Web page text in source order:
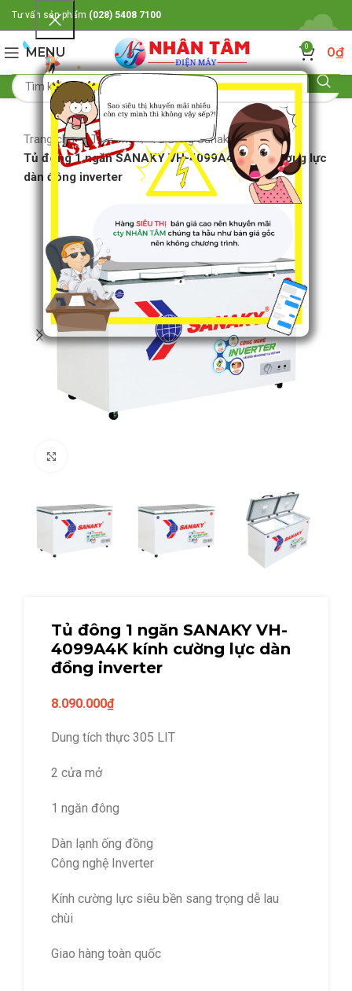
Tư vấn sản phẩm (028) 5408 7100
MENU 0 0₫
Trang chủ Tủ đông
Tủ đông Sanaky
Tủ đông 1 ngăn SANAKY VH-4099A4K kính cường lực
dàn đồng inverter
Tủ đông 1 ngăn SANAKY VH-
4099A4K kính cường lực dàn
đồng inverter
8.090.000₫
Dung tích thực 305 LIT
2 cửa mở
1 ngăn đông
Dàn lạnh ống đồng
Công nghệ Inverter
Kính cường lực siêu bền sang trọng dễ lau
chùi
Giao hàng toàn quốc